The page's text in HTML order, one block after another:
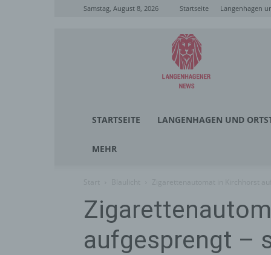
Samstag, August 8, 2026 Startseite Langenhagen
Langenhagener
News
STARTSEITE LANGENHAGEN UND
MEHR
aufgesprengt –